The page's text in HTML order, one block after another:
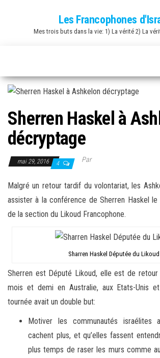
Les Francophones
Mes trois buts dans la vie: 1) La vérité 2) La
Sherren Haskel à
décryptage
mai 29, 2016 4 Par
Malgré un retour tardif du volontariat, les
assister à la conférence de Sherren Haskel le
de la section du Likoud Francophone.
Sharren Haskel Députée du Likoud
Sherren est Député Likoud, elle est de retour
mois et demi en Australie, aux Etats-Unis
tournée avait un double but:
Motiver les communautés israélites
cachent plus, et qu’elles fassent
plus temps de raser les murs comme